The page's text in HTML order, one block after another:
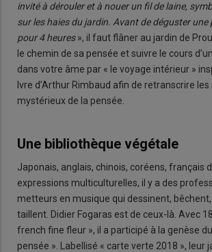
invité à dérouler et à nouer un fil de laine,
sur les haies du jardin. Avant de déguster une
pour 4 heures», il faut flâner au jardin de
le chemin de sa pensée et suivre le cours
dans votre âme par « le voyage intérieur »
Ivre d’Arthur Rimbaud afin de retranscrire les
mystérieux de la pensée.
Une bibliothèque végétale
Japonais, anglais, chinois, coréens, français
expressions multiculturelles, il y a des
metteurs en musique qui dessinent,
taillent. Didier Fogaras est de ceux-là. Avec
french fine fleur », il a participé à la genèse
pensée ». Labellisé « carte verte 2018 », leur